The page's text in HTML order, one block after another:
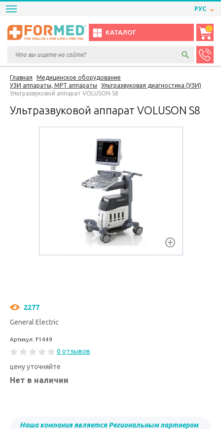
РУС
КАТАЛОГ
0
Главная
Медицинское оборудование
УЗИ аппараты, МРТ аппараты
Ультразвуковая диагностика (УЗИ)
Ультразвуковой аппарат VOLUSON S8
Ультразвуковой аппарат VOLUSON S8
2277
General Electric
Артикул: F1449
0 отзывов
цену уточняйте
Нет в наличии
Наша компания является Региональным партнером